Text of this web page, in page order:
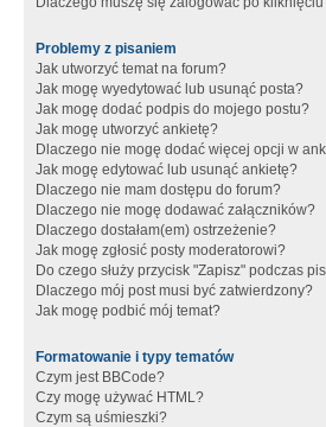
Problemy z pisaniem
Jak utworzyć temat na forum?
Jak mogę wyedytować lub usunąć posta?
Jak mogę dodać podpis do mojego postu?
Jak mogę utworzyć ankietę?
Dlaczego nie mogę dodać więcej opcji w
Jak mogę edytować lub usunąć ankietę?
Dlaczego nie mam dostępu do forum?
Dlaczego nie mogę dodawać załączników?
Dlaczego dostałam(em) ostrzeżenie?
Jak mogę zgłosić posty moderatorowi?
Do czego służy przycisk "Zapisz" podczas
Dlaczego mój post musi być zatwierdzony?
Jak mogę podbić mój temat?
Formatowanie i typy tematów
Czym jest BBCode?
Czy mogę używać HTML?
Czym są uśmieszki?